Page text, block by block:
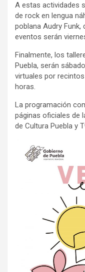
A estas actividades
de rock en lengua
poblana Audry
eventos serán
Finalmente, los
Puebla, serán
virtuales por
horas.
La programación
páginas oficiales de
de Cultura Puebla y